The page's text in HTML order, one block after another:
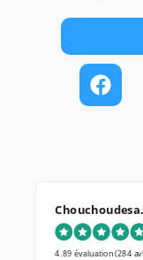
4.89 évaluation(284